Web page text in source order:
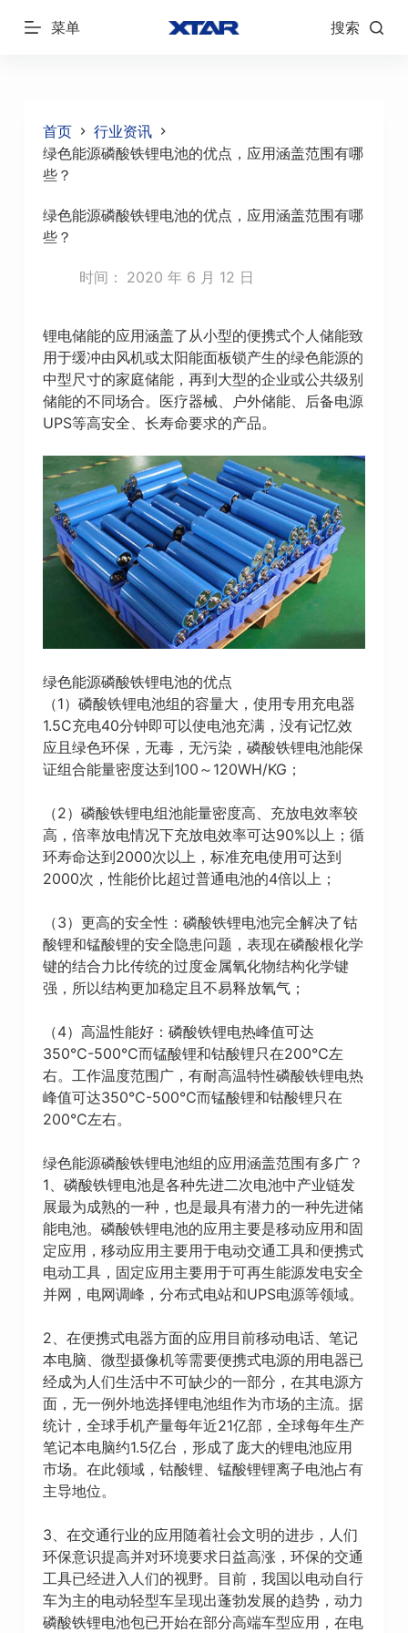
跳
菜单 搜索
首页
行业资讯
绿色能源磷酸铁锂电池的优点，应用涵盖范围有哪
些？
绿色能源磷酸铁锂电池的优点，应用涵盖范围有哪
些？
时间： 2020 年 6 月 12 日
锂电储能的应用涵盖了从小型的便携式个人储能致
用于缓冲由风机或太阳能面板锁产生的绿色能源的
中型尺寸的家庭储能，再到大型的企业或公共级别
储能的不同场合。医疗器械、户外储能、后备电源
UPS等高安全、长寿命要求的产品。
绿色能源磷酸铁锂电池的优点
（1）磷酸铁锂电池组的容量大，使用专用充电器
1.5C充电40分钟即可以使电池充满，没有记忆效
应且绿色环保，无毒，无污染，磷酸铁锂电池能保
证组合能量密度达到100～120WH/KG；
（2）磷酸铁锂电组池能量密度高、充放电效率较
高，倍率放电情况下充放电效率可达90%以上；循
环寿命达到2000次以上，标准充电使用可达到
2000次，性能价比超过普通电池的4倍以上；
（3）更高的安全性：磷酸铁锂电池完全解决了钴
酸锂和锰酸锂的安全隐患问题，表现在磷酸根化学
键的结合力比传统的过度金属氧化物结构化学键
强，所以结构更加稳定且不易释放氧气；
（4）高温性能好：磷酸铁锂电热峰值可达
350℃-500℃而锰酸锂和钴酸锂只在200℃左
右。工作温度范围广，有耐高温特性磷酸铁锂电热
峰值可达350℃-500℃而锰酸锂和钴酸锂只在
200℃左右。
绿色能源磷酸铁锂电池组的应用涵盖范围有多广？
1、磷酸铁锂电池是各种先进二次电池中产业链发
展最为成熟的一种，也是最具有潜力的一种先进储
能电池。磷酸铁锂电池的应用主要是移动应用和固
定应用，移动应用主要用于电动交通工具和便携式
电动工具，固定应用主要用于可再生能源发电安全
并网，电网调峰，分布式电站和UPS电源等领域。
2、在便携式电器方面的应用目前移动电话、笔记
本电脑、微型摄像机等需要便携式电源的用电器已
经成为人们生活中不可缺少的一部分，在其电源方
面，无一例外地选择锂电池组作为市场的主流。据
统计，全球手机产量每年近21亿部，全球每年生产
笔记本电脑约1.5亿台，形成了庞大的锂电池应用
市场。在此领域，钴酸锂、锰酸锂锂离子电池占有
主导地位。
3、在交通行业的应用随着社会文明的进步，人们
环保意识提高并对环境要求日益高涨，环保的交通
工具已经进入人们的视野。目前，我国以电动自行
车为主的电动轻型车呈现出蓬勃发展的趋势，动力
磷酸铁锂电池包已开始在部分高端车型应用，在电